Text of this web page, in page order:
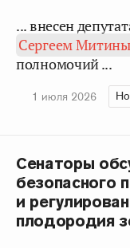
... внесен
Сергеем
полномочий ...
1 июля 2026
Сенаторы
безопасного
и
плодородия